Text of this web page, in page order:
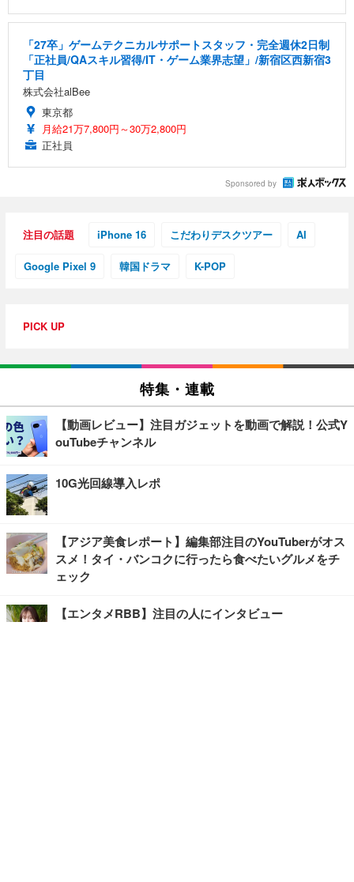
「27卒」ゲームテクニカルサポートスタッフ・完全週休2日制
「正社員/QAスキル習得/IT・ゲーム業界志望」/新宿区西新宿3
丁目
株式会社alBee
東京都
月給21万7,800円～30万2,800円
正社員
Sponsored by
注目の話題 iPhone 16 こだわりデスクツアー AI
Google Pixel 9 韓国ドラマ K-POP
PICK UP
特集・連載
【動画レビュー】注目ガジェットを動画で解説！公式Y
ouTubeチャンネル
10G光回線導入レポ
【アジア美食レポート】編集部注目のYouTuberがオス
スメ！タイ・バンコクに行ったら食べたいグルメをチ
ェック
【エンタメRBB】注目の人にインタビュー